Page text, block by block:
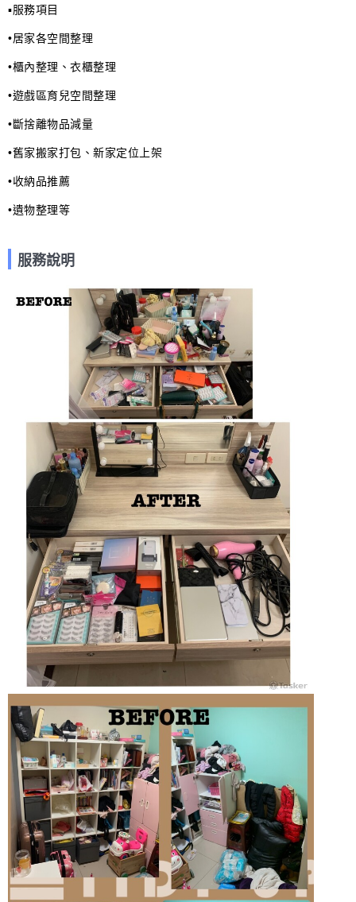
▪️服務項目
•居家各空間整理
•櫃內整理、衣櫃整理
•遊戲區育兒空間整理
•斷捨離物品減量
•舊家搬家打包、新家定位上架
•收納品推薦
•遺物整理等
服務說明